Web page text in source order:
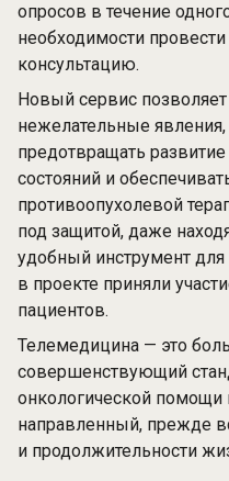
опросов в течение
необходимости
консультацию.
Новый сервис
нежелательные
предотвращать
состояний и
противоопухолевой
под защитой, даже
удобный инструмент
в проекте приняли
пациентов.
Телемедицина — это
совершенствующий
онкологической
направленный, прежде
и продолжительности